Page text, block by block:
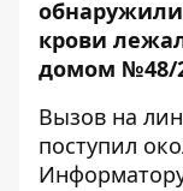
крови
домом №48/
Вызов на
поступил